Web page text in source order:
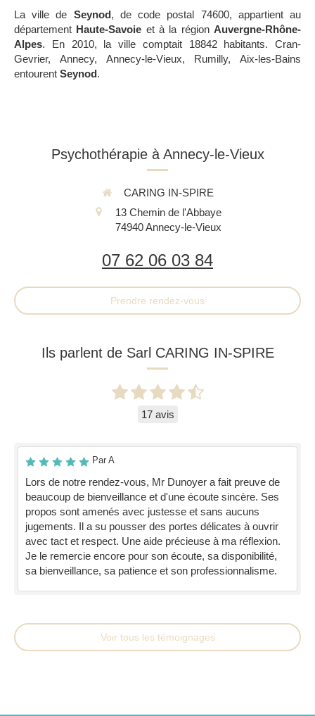
La ville de Seynod, de code postal 74600, appartient au
département Haute-Savoie et à la régionAuvergne-Rhône-
Alpes. En 2010, la ville comptait 18842 habitants. Cran-
Gevrier, Annecy, Annecy-le-Vieux, Rumilly, Aix-les-Bains
entourent Seynod.
Psychothérapie à Annecy-le-Vieux
CARING IN-SPIRE
13 Chemin de l'Abbaye
74940Annecy-le-Vieux
07 62 06 03 84
Prendre rendez-vous
Ils parlent de Sarl CARING IN-SPIRE
17 avis
Par A
Lors de notre rendez-vous, Mr Dunoyer a fait preuve de
beaucoup de bienveillance et d'une écoute sincère. Ses
propos sont amenés avec justesse et sans aucuns
jugements. Il a su pousser des portes délicates à ouvrir
avec tact et respect. Une aide précieuse à ma réflexion.
Je le remercie encore pour son écoute, sa disponibilité,
sa bienveillance, sa patience et son professionnalisme.
Voir tous les témoignages